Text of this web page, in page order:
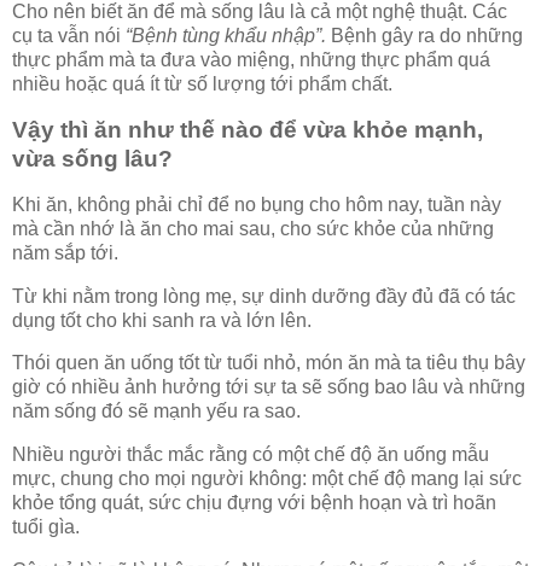
Cho nên biết ăn để mà sống lâu là cả một nghệ thuật. Các
cụ ta vẫn nói “Bệnh tùng khẩu nhập”. Bệnh gây ra do những
thực phẩm mà ta đưa vào miệng, những thực phẩm quá
nhiều hoặc quá ít từ số lượng tới phẩm chất.
Vậy thì ăn như thế nào để vừa khỏe mạnh,
vừa sống lâu?
Khi ăn, không phải chỉ để no bụng cho hôm nay, tuần này
mà cần nhớ là ăn cho mai sau, cho sức khỏe của những
năm sắp tới.
Từ khi nằm trong lòng mẹ, sự dinh dưỡng đầy đủ đã có tác
dụng tốt cho khi sanh ra và lớn lên.
Thói quen ăn uống tốt từ tuổi nhỏ, món ăn mà ta tiêu thụ bây
giờ có nhiều ảnh hưởng tới sự ta sẽ sống bao lâu và những
năm sống đó sẽ mạnh yếu ra sao.
Nhiều người thắc mắc rằng có một chế độ ăn uống mẫu
mực, chung cho mọi người không: một chế độ mang lại sức
khỏe tổng quát, sức chịu đựng với bệnh hoạn và trì hoãn
tuổi gìa.